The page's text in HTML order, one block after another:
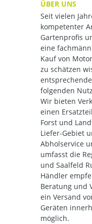
ÜBER UNS
Seit vielen
kompetenter
Gartenprofis
eine
Kauf von
zu schätzen
folgenden
Wir bieten
einen
Forst und
Liefer-Gebiet
Abholservice
umfasst die
und Saalfeld
Händler
Beratung und
ein Versand
Geräten
möglich.